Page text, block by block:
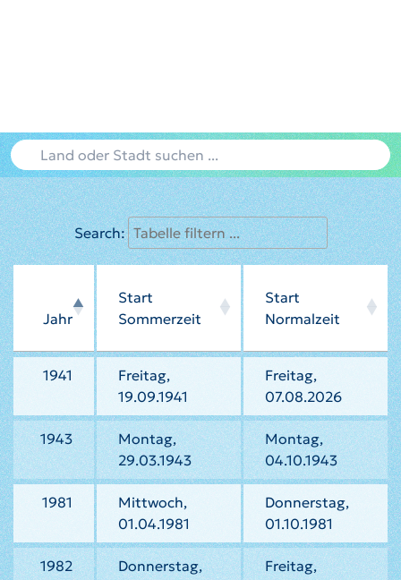
Search:
Jahr
Start
Sommerzeit
Start
Normalzeit
1941
Freitag,
19.09.1941
Freitag,
07.08.2026
1943
Montag,
29.03.1943
Montag,
04.10.1943
1981
Mittwoch,
01.04.1981
Donnerstag,
01.10.1981
1982
Donnerstag,
Freitag,